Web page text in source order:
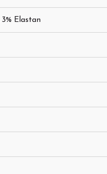
3% Elastan